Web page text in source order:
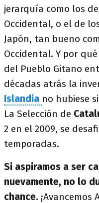
jerarquía como los
Occidental, o el de
Japón, tan bueno
Occidental. Y por
del Pueblo Gitano
décadas atrás la
Islandia no hubiese
La Selección de
2 en el 2009, se
temporadas.
Si aspiramos a ser
nuevamente, no lo
chance.